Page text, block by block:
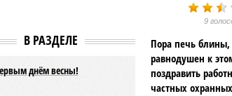
9
В РАЗДЕЛЕ
днём весны!
Пора печь блины,
равнодушен к
поздравить
частных